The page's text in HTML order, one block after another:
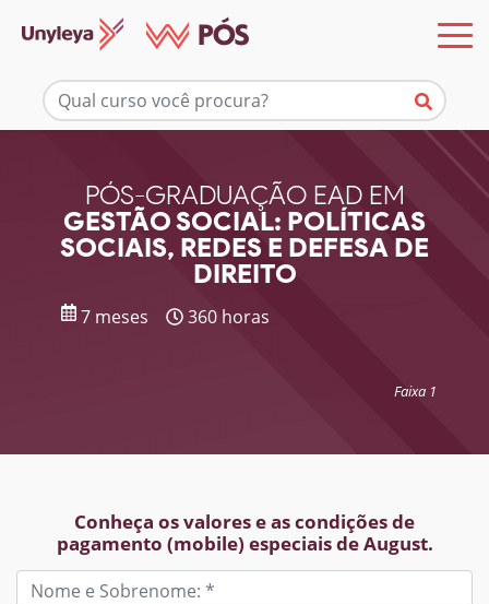
PÓS-GRADUAÇÃO EAD EM
GESTÃO SOCIAL: POLÍTICAS
SOCIAIS, REDES E DEFESA DE
DIREITO
7 meses 360 horas
Faixa 1
Conheça os valores e as condições de
pagamento (mobile) especiais de August.
Mais informações